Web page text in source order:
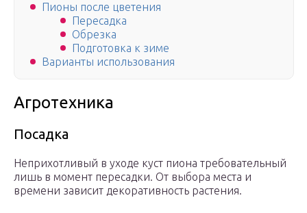
Пионы после цветения
Пересадка
Обрезка
Подготовка к зиме
Варианты использования
Агротехника
Посадка
Неприхотливый в уходе куст пиона требовательный
лишь в момент пересадки. От выбора места и
времени зависит декоративность растения.